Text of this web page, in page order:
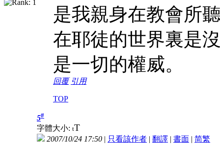
是我親身在教會所
在耶徒的世界裏是
是一切的權威。
回覆 引用
TOP
5#
字體大小: tT
2007/10/24 17:50 | 只看該作者 | 翻譯 | 書面 | 简繁